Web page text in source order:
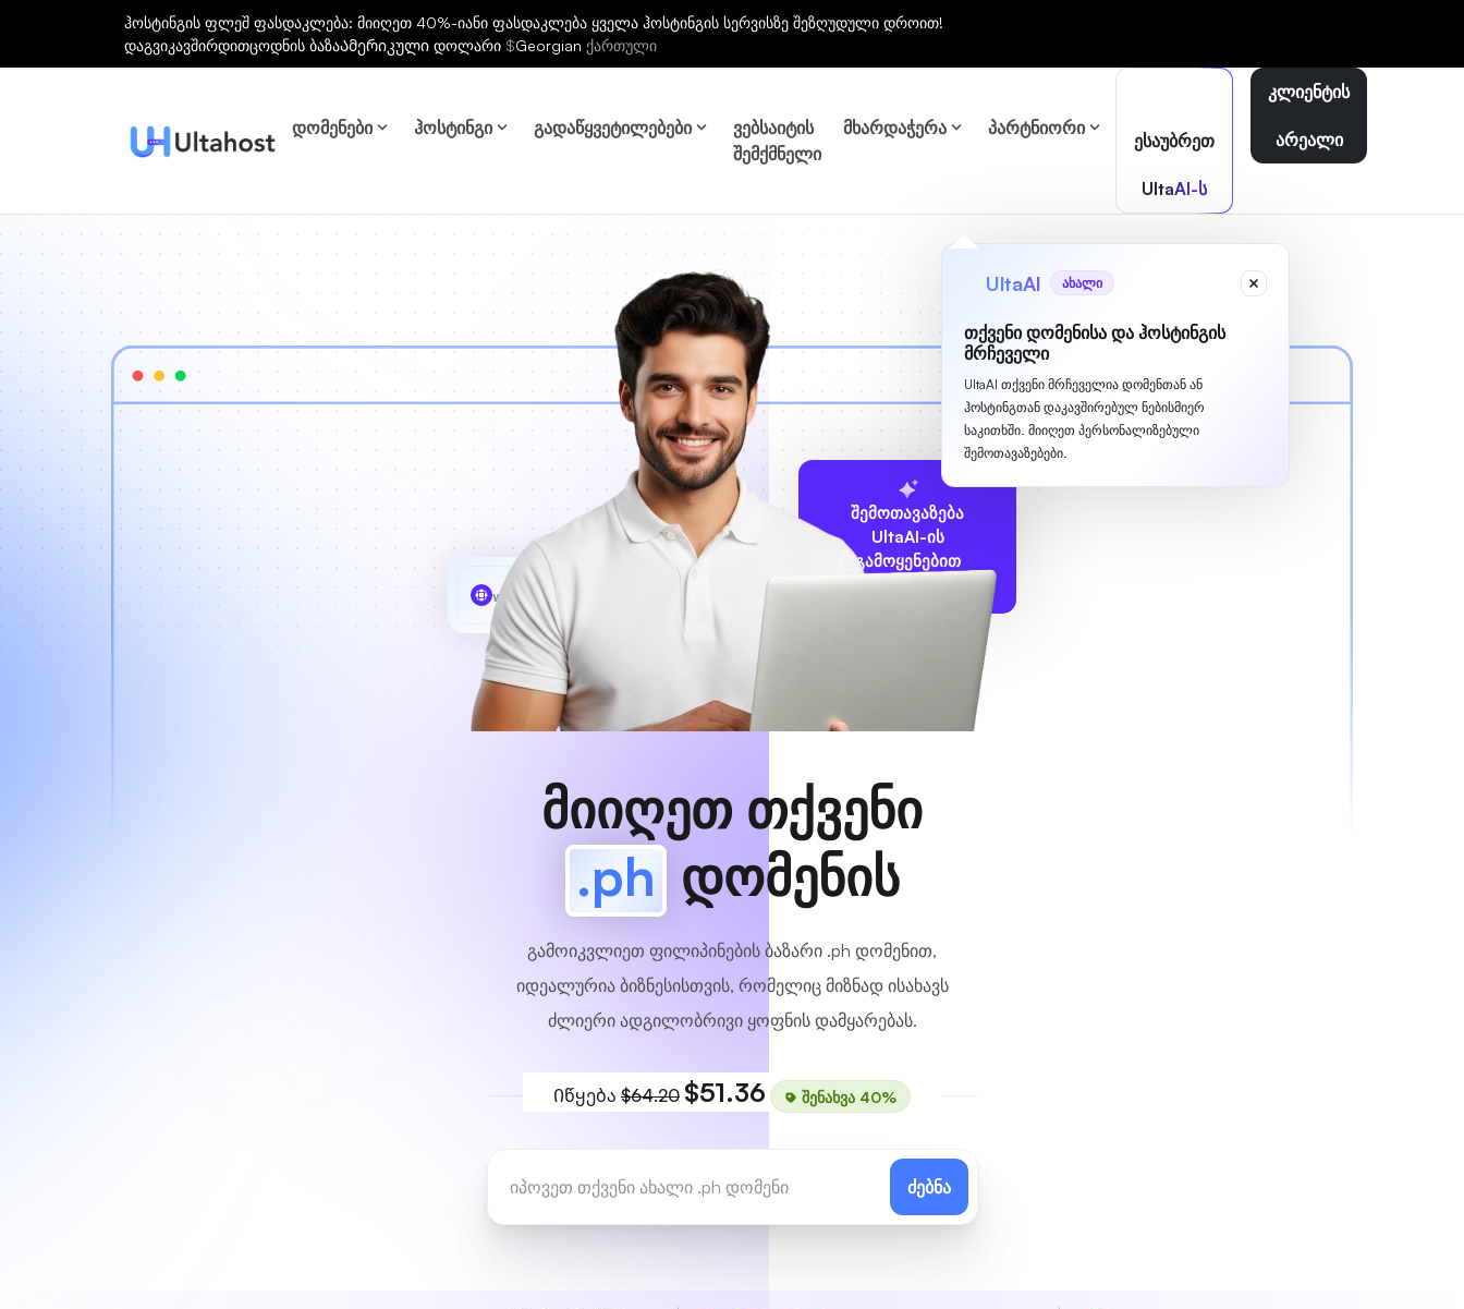
ჰოსტინგის ფლეშ ფასდაკლება: მიიღეთ 40%-იანი ფასდაკლება ყველა ჰოსტინგის სერვისზე შეზღუდული დროით!
დაგვიკავშირდითცოდნის ბაზაᲐმერიკული დოლარი $Georgian ქართული
დომენები ჰოსტინგი გადაწყვეტილებები
ვებსაიტის
შემქმნელი
მხარდაჭერა პარტნიორი
ესაუბრეთ
UltaAI-ს
UltaAI ახალი
თქვენი დომენისა და ჰოსტინგის
მრჩეველი
UltaAI თქვენი მრჩეველია დომენთან ან
ჰოსტინგთან დაკავშირებულ ნებისმიერ
საკითხში. მიიღეთ პერსონალიზებული
შემოთავაზებები.
კლიენტის
არეალი
შემოთავაზება
UltaAI-ის
გამოყენებით
www MyCafe
მიიღეთ თქვენი
.ph დომენის
გამოიკვლიეთ ფილიპინების ბაზარი .ph დომენით,
იდეალურია ბიზნესისთვის, რომელიც მიზნად ისახავს
ძლიერი ადგილობრივი ყოფნის დამყარებას.
Იწყება $64.20 $51.36 შენახვა 40%
ძებნა